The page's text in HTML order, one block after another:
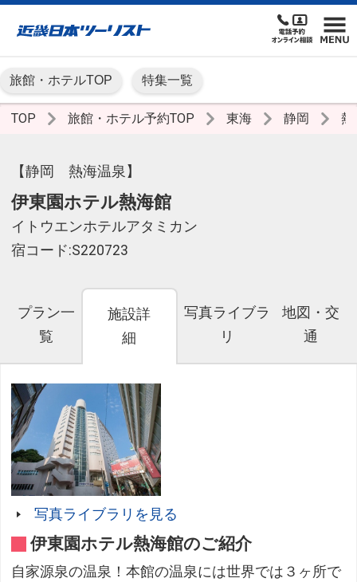
旅館・ホテルTOP 特集一覧
TOP 旅館・ホテル予約TOP 東海 静岡
【静岡 熱海温泉】
伊東園ホテル熱海館
イトウエンホテルアタミカン
宿コード:S220723
プラン一
覧
施設詳
細
写真ライブラ
リ
地図・交
通
写真ライブラリを見る
伊東園ホテル熱海館のご紹介
自家源泉の温泉！本館の温泉には世界では３ヶ所で